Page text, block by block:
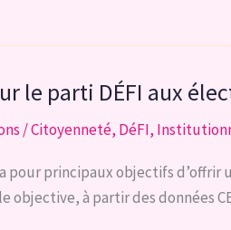
le parti DÉFI aux
/Citoyenneté, DéFI,
pour principaux objectifs
à partir des données